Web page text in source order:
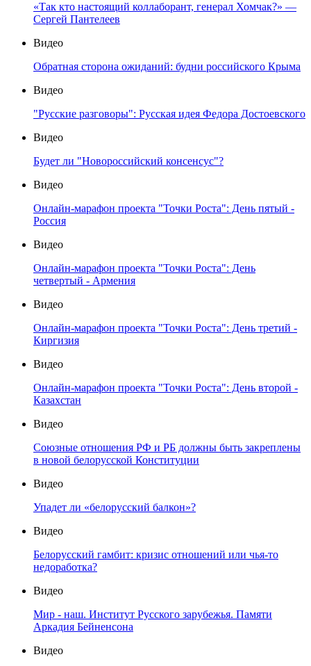
«Так кто настоящий коллаборант, генерал Хомчак?» —
Сергей Пантелеев
Видео
Обратная сторона ожиданий: будни российского Крыма
Видео
"Русские разговоры": Русская идея Федора Достоевского
Видео
Будет ли "Новороссийский консенсус"?
Видео
Онлайн-марафон проекта "Точки Роста": День пятый -
Россия
Видео
Онлайн-марафон проекта "Точки Роста": День
четвертый - Армения
Видео
Онлайн-марафон проекта "Точки Роста": День третий -
Киргизия
Видео
Онлайн-марафон проекта "Точки Роста": День второй -
Казахстан
Видео
Союзные отношения РФ и РБ должны быть закреплены
в новой белорусской Конституции
Видео
Упадет ли «белорусский балкон»?
Видео
Белорусский гамбит: кризис отношений или чья-то
недоработка?
Видео
Мир - наш. Институт Русского зарубежья. Памяти
Аркадия Бейненсона
Видео